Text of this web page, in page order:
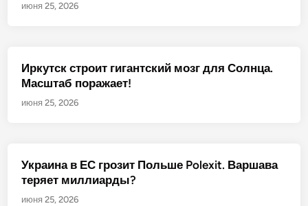
июня 25, 2026
Иркутск строит гигантский мозг для Солнца.
Масштаб поражает!
июня 25, 2026
Украина в ЕС грозит Польше Polexit. Варшава
теряет миллиарды?
июня 25, 2026